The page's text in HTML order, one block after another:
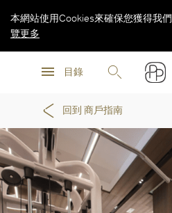
目錄
本網站使用Cookies來確保您獲得我們
覽更多
回到 商戶指南